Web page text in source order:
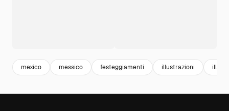
mexico messico festeggiamenti illustrazioni